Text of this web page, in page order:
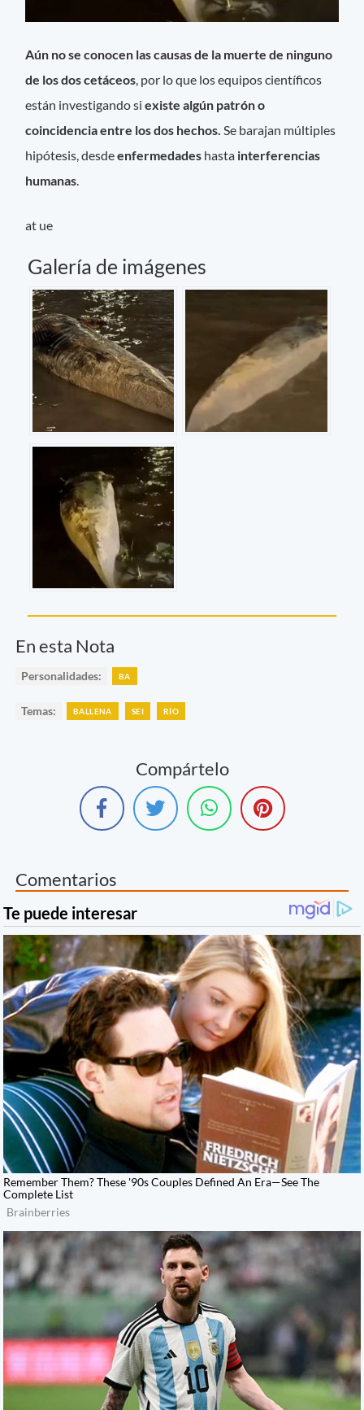
Aún no se conocen las causas de la muerte de ninguno
de los dos cetáceos, por lo que los equipos científicos
están investigando siexiste algún patrón o
coincidencia entre los dos hechos.Se barajan múltiples
hipótesis, desdeenfermedades hasta interferencias
humanas.
at ue
Galería de imágenes
En esta Nota
Personalidades: BA
Temas: BALLENA SEI RÍO
Compártelo
Comentarios